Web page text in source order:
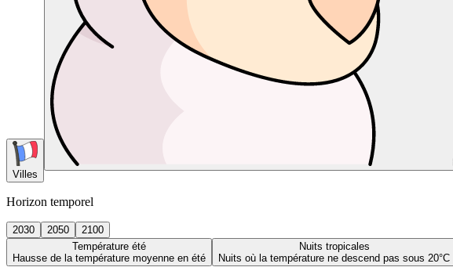
Villes
Horizon temporel
2030 2050
2100
Température été
Hausse de la température moyenne en été
Nuits tropicales
Nuits où la température ne descend pas sous 20°C